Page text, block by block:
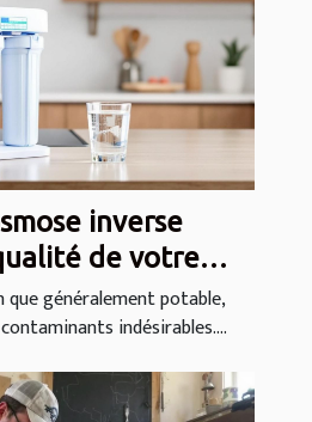
inverse
de votre
?
que généralement potable,
indésirables....